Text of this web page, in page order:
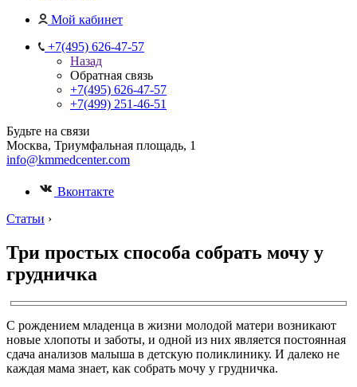
Мой кабинет
+7(495) 626-47-57
Назад
Обратная связь
+7(495) 626-47-57
+7(499) 251-46-51
Будьте на связи
Москва, Триумфальная площадь, 1
info@kmmedcenter.com
Вконтакте
Статьи ›
Три простых способа собрать мочу у
грудничка
С рождением младенца в жизни молодой матери возникают
новые хлопоты и заботы, и одной из них является постоянная
сдача анализов малыша в детскую поликлинику. И далеко не
каждая мама знает, как собрать мочу у грудничка.